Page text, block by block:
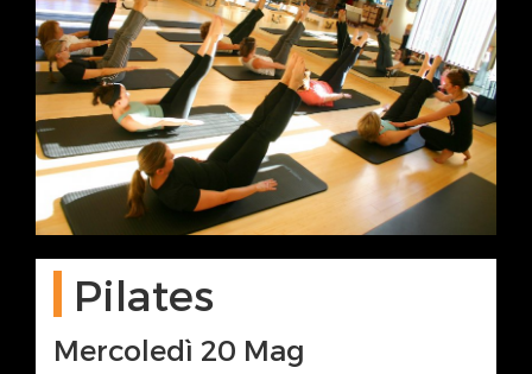
Pilates
Mercoledì 20 Mag